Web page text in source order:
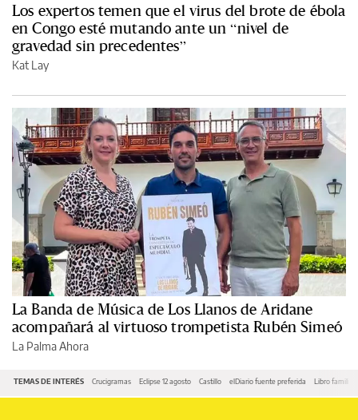
Los expertos temen que el virus del brote de ébola
en Congo esté mutando ante un “nivel de
gravedad sin precedentes”
Kat Lay
La Banda de Música de Los Llanos de Aridane
acompañará al virtuoso trompetista Rubén Simeó
La Palma Ahora
TEMAS DE INTERÉS Crucigramas Eclipse 12 agosto Castillo elDiario fuente preferida Libro familia